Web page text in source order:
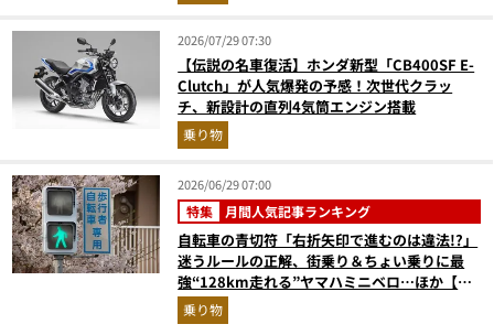
2026/07/29 07:30
【伝説の名車復活】ホンダ新型「CB400SF E-
Clutch」が人気爆発の予感！次世代クラッ
チ、新設計の直列4気筒エンジン搭載
乗り物
2026/06/29 07:00
特集 月間人気記事ランキング
自転車の青切符「右折矢印で進むのは違法!?」
迷うルールの正解、街乗り＆ちょい乗りに最
強“128km走れる”ヤマハミニベロ…ほか【自
転車の人気記事ランキングベスト3】（2026年
5月版）
乗り物